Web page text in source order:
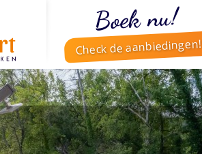
Boek nu!
Check de aanbiedingen!